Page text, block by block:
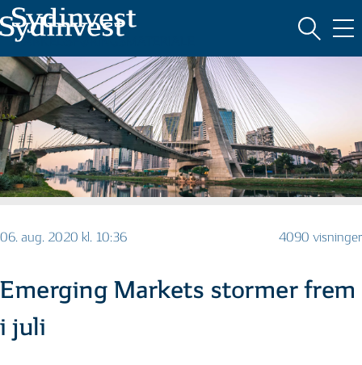
MARKEDSFØRINGSMATERIALE
06. aug. 2020 kl. 10:36 4090 visninger
Emerging Markets stormer frem
i juli